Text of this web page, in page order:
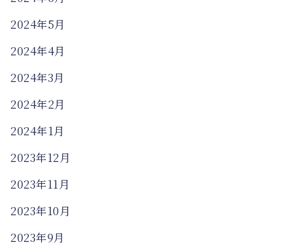
2024年5月
2024年4月
2024年3月
2024年2月
2024年1月
2023年12月
2023年11月
2023年10月
2023年9月